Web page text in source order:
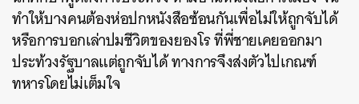
ทำให้บางคนต้องห่อปกหนังสือซ้อนกันเพื่อไม่ให้ถูกจับได้
หรือการบอกเล่าปมชีวิตของยองโร ที่พี่ชายเคยออกมา
ประท้วงรัฐบาลแต่ถูกจับได้ ทางการจึงส่งตัวไปเกณฑ์
ทหารโดยไม่เต็มใจ